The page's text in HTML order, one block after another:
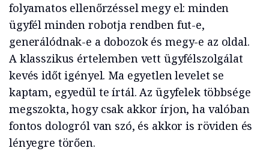
folyamatos ellenőrzéssel megy el: minden
ügyfél minden robotja rendben fut-e,
generálódnak-e a dobozok és megy-e az oldal.
A klasszikus értelemben vett ügyfélszolgálat
kevés időt igényel. Ma egyetlen levelet se
kaptam, egyedül te írtál. Az ügyfelek többsége
megszokta, hogy csak akkor írjon, ha valóban
fontos dologról van szó, és akkor is röviden és
lényegre törően.